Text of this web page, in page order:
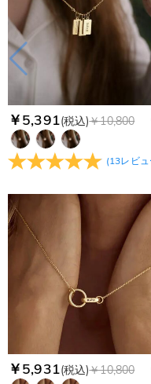
￥5,391(税込)￥10,800
(13レビュ
￥5,931(税込)￥10,800